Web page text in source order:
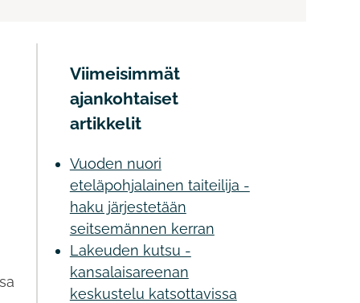
Viimeisimmät
ajankohtaiset
artikkelit
Vuoden nuori
eteläpohjalainen taiteilija -
haku järjestetään
seitsemännen kerran
Lakeuden kutsu -
kansalaisareenan
keskustelu katsottavissa